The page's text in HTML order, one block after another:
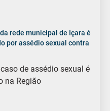
rede municipal de Içara é
por assédio sexual contra
de assédio sexual é
na Região